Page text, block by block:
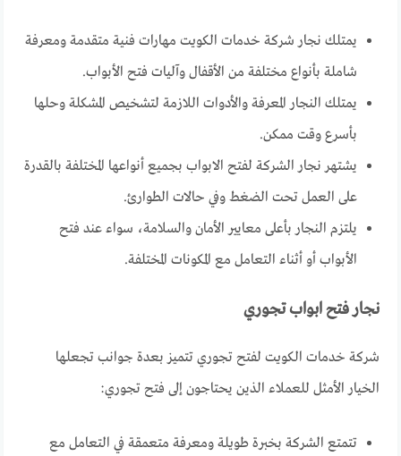
يمتلك نجار شركة خدمات الكويت مهارات فنية متقدمة ومعرفة
شاملة بأنواع مختلفة من الأقفال وآليات فتح الأبواب.
يمتلك النجار المعرفة والأدوات اللازمة لتشخيص المشكلة وحلها
بأسرع وقت ممكن.
يشتهر نجار الشركة لفتح الابواب بجميع أنواعها المختلفة بالقدرة
على العمل تحت الضغط وفي حالات الطوارئ.
يلتزم النجار بأعلى معايير الأمان والسلامة، سواء عند فتح
الأبواب أو أثناء التعامل مع المكونات المختلفة.
نجار فتح ابواب تجوري
شركة خدمات الكويت لفتح تجوري تتميز بعدة جوانب تجعلها
الخيار الأمثل للعملاء الذين يحتاجون إلى فتح تجوري:
تتمتع الشركة بخبرة طويلة ومعرفة متعمقة في التعامل مع